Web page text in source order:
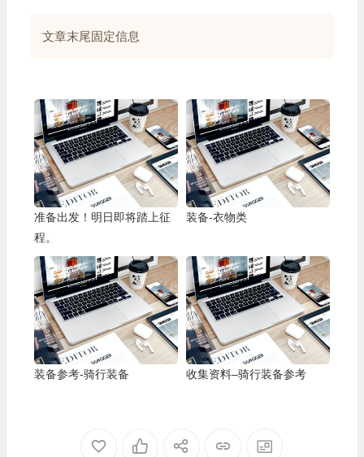
文章末尾固定信息
准备出发！明日即将踏上征
程。
装备-衣物类
装备参考-骑行装备 收集资料–骑行装备参考